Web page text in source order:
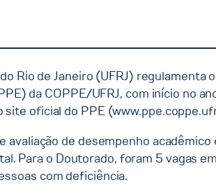
Rio de Janeiro (UFRJ)
da COPPE/UFRJ, com início no
oficial do PPE (
de desempenho
Para o Doutorado, foram 5 vagas
com deficiência.